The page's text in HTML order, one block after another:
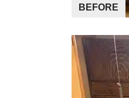
BEFORE